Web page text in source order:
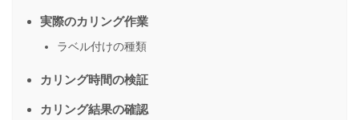
実際のカリング作業
ラベル付けの種類
カリング時間の検証
カリング結果の確認